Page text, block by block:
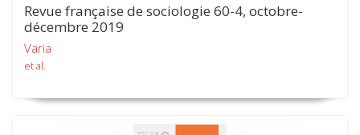
Revue française de sociologie 60-4, octobre-
décembre 2019
Varia
et al.